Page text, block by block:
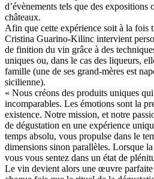
d’évènements tels que des expositions
châteaux.
Afin que cette expérience soit à la fois
Cristina Guarino-Kilinc intervient
de finition du vin grâce à des
uniques ou, dans le cas des liqueurs,
famille (une de ses grand-mères est
sicilienne).
« Nous créons des produits uniques
incomparables. Les émotions sont la
existence. Notre mission, et notre
de dégustation en une expérience
temps absolu, vous propulse dans le
dimensions sinon parallèles. Lorsque
vous vous sentez dans un état de
Le vin devient alors une œuvre parfaite